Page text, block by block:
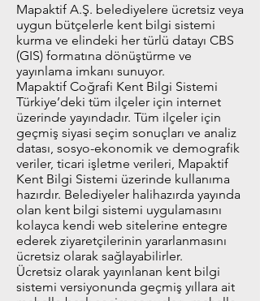
Mapaktif A.Ş. belediyelere ücretsiz veya
uygun bütçelerle kent bilgi sistemi
kurma ve elindeki her türlü datayı CBS
(GIS) formatına dönüştürme ve
yayınlama imkanı sunuyor.
Mapaktif Coğrafi Kent Bilgi Sistemi
Türkiye’deki tüm ilçeler için internet
üzerinde yayındadır. Tüm ilçeler için
geçmiş siyasi seçim sonuçları ve analiz
datası, sosyo-ekonomik ve demografik
veriler, ticari işletme verileri, Mapaktif
Kent Bilgi Sistemi üzerinde kullanıma
hazırdır. Belediyeler halihazırda yayında
olan kent bilgi sistemi uygulamasını
kolayca kendi web sitelerine entegre
ederek ziyaretçilerinin yararlanmasını
ücretsiz olarak sağlayabilirler.
Ücretsiz olarak yayınlanan kent bilgi
sistemi versiyonunda geçmiş yıllara ait